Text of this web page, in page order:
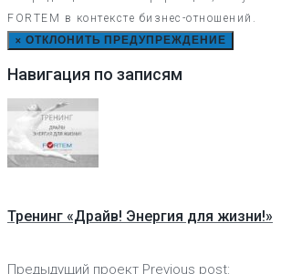
FORTEM в контексте бизнес-отношений.
× ОТКЛОНИТЬ ПРЕДУПРЕЖДЕНИЕ
Навигация по записям
Тренинг «Драйв! Энергия для жизни!»
Предыдущий проект Previous post: